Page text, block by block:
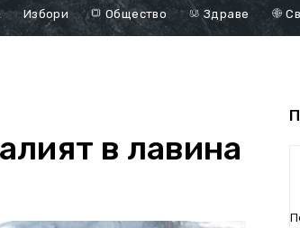
Избори Общество Здраве
в лавина